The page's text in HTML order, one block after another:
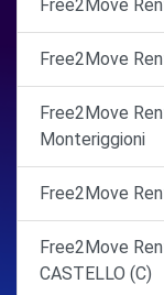
Free2Move
Free2Move
Free2Move
Monteriggioni
Free2Move
Free2Move
CASTELLO (C)